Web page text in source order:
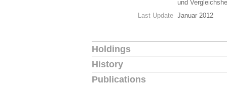
und
Last Update Januar 2012
Holdings
History
Publications